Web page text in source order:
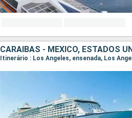
CARAIBAS - MEXICO, ESTADOS
Itinerário : Los Angeles, ensenada, Los